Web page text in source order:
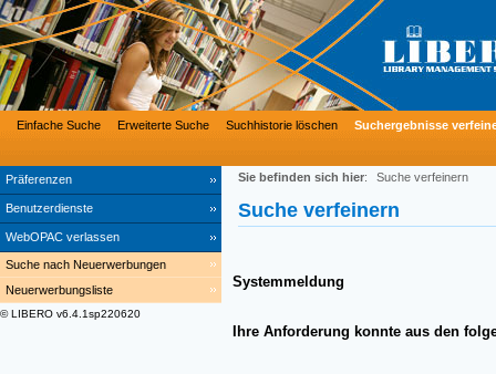
Präferenzen
Benutzerdienste
WebOPAC verlassen
Einfache Suche Erweiterte Suche Suchhistorie löschen Suchergebnisse
Suche nach Neuerwerbungen
Neuerwerbungsliste
© LIBERO v6.4.1sp220620
Sie befinden sich hier: Suche verfeinern
Suche verfeinern
Systemmeldung
Ihre Anforderung konnte aus den